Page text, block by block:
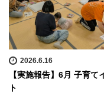
2026.6.16
【実施報告】6月 子育て
ト